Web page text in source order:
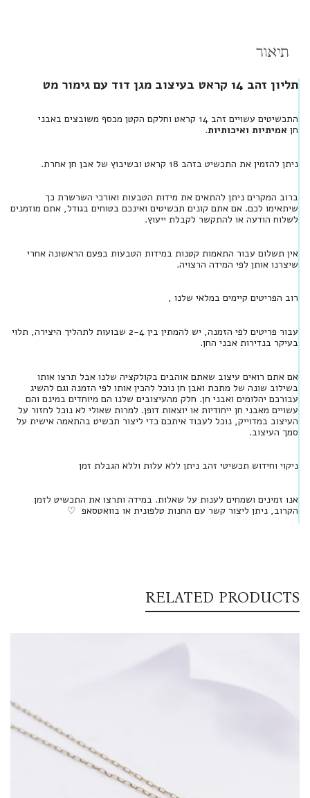
תיאור
תליון זהב 14 קראט בעיצוב מגן דוד עם גימור מט
התכשיטים עשויים זהב 14 קראט וחלקם הקטן מכסף משובצים באבני
חן אמיתיות ואיכותיות.
ניתן להזמין את התכשיט בזהב 18 קראט ובשיבוץ של אבן חן אחרת.
ברוב המקרים ניתן להתאים את מידות הטבעות ואורכי השרשרת כך
שיתאימו לכם. אם אתם קונים תכשיטים ואינכם בטוחים בגודל, אתם מוזמנים
לשלוח הודעה או להתקשר לקבלת ייעוץ.
אין תשלום עבור התאמות קטנות במידות הטבעות בפעם הראשונה אחרי
שיצרנו אותן לפי המידה הרצויה.
רוב הפריטים קיימים במלאי שלנו ,
עבור פריטים לפי הזמנה, יש להמתין בין 2-4 שבועות לתהליך היצירה, תלוי
בעיקר בנדירות אבני החן.
אם אתם רואים עיצוב שאתם אוהבים בקולקציה שלנו אבל תרצו אותו
בשילוב שונה של מתכת ואבן חן נוכל להכין אותו לפי הזמנה וגם להשיג
עבורכם יהלומים ואבני חן. חלק מהעיצובים שלנו הם מיוחדים במינם והם
עשויים מאבני חן ייחודיות או יוצאות דופן. למרות שאולי לא נוכל לחזור על
העיצוב במדוייק, נוכל לעבוד איתכם כדי ליצור תכשיט בהתאמה אישית על
סמך העיצוב.
ניקוי וחידוש תכשיטי זהב ניתן ללא עלות וללא הגבלת זמן
אנו זמינים ושמחים לענות על שאלות. במידה ותרצו את התכשיט לזמן
הקרוב, ניתן ליצור קשר עם החנות טלפונית או בוואטסאפ ♡
RELATED PRODUCTS